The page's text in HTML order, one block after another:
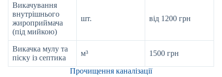
Викачування
внутрішнього
жироприймача
(під мийкою)
шт. від 1200 грн
Викачка мулу та
піску із септика
м³ 1500 грн
Прочищення каналізації